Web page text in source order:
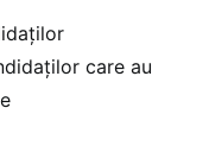
care au